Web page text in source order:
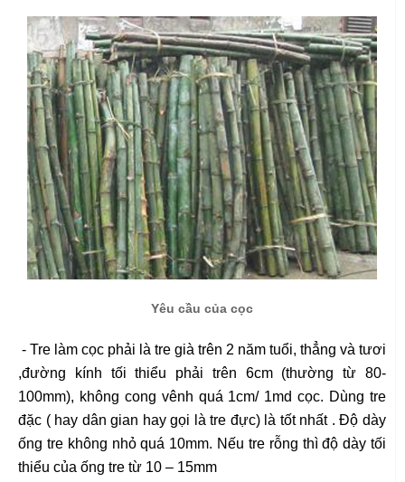
Yêu cầu của cọc
- Tre làm cọc phải là tre già trên 2 năm tuổi, thẳng và tươi
,đường kính tối thiểu phải trên 6cm (thường từ 80-
100mm), không cong vênh quá 1cm/ 1md cọc. Dùng tre
đặc ( hay dân gian hay gọi là tre đực) là tốt nhất . Độ dày
ống tre không nhỏ quá 10mm. Nếu tre rỗng thì độ dày tối
thiểu của ống tre từ 10 – 15mm